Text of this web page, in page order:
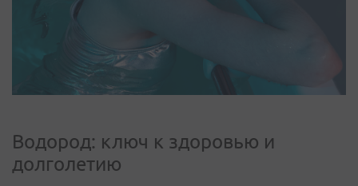
Водород: ключ к здоровью и
долголетию